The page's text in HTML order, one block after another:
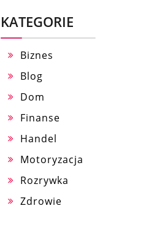
KATEGORIE
Biznes
Blog
Dom
Finanse
Handel
Motoryzacja
Rozrywka
Zdrowie